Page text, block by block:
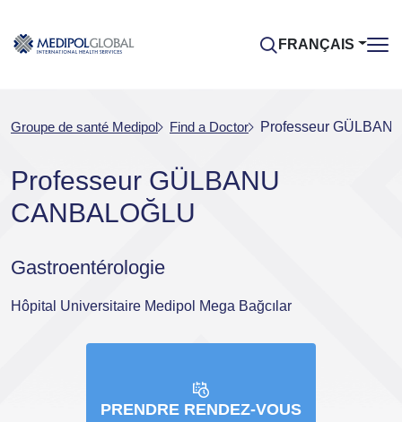
FRANÇAIS
Groupe de santé Medipol Find a Doctor Professeur
Professeur GÜLBANU
CANBALOĞLU
Gastroentérologie
Hôpital Universitaire Medipol Mega Bağcılar
PRENDRE RENDEZ-VOUS